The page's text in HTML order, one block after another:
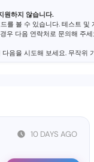
원하지 않습니다.
를 볼 수 있습니다. 테스트 및
우 다음 연락처로 문의해 주세
다음을 시도해 보세요. 무작위
10 DAYS AGO